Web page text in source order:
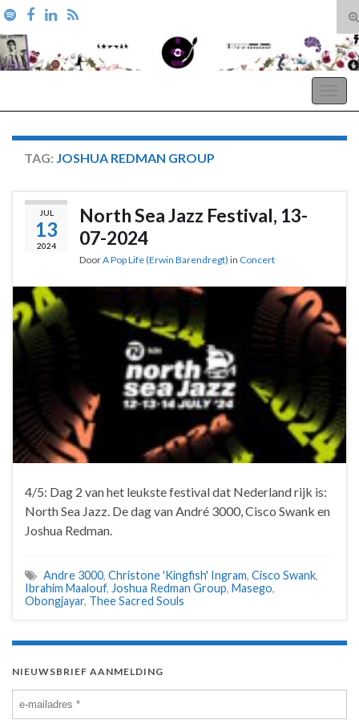
Search for:
TAG: JOSHUA REDMAN GROUP
JUL
13
2024
North Sea Jazz Festival, 13-
07-2024
DoorA Pop Life (Erwin Barendregt) in Concert
4/5: Dag 2 van het leukste festival dat Nederland rijk is:
North Sea Jazz. De dag van André 3000, Cisco Swank en
Joshua Redman.
Andre 3000, Christone 'Kingfish' Ingram, Cisco Swank,
Ibrahim Maalouf, Joshua Redman Group, Masego,
Obongjayar, Thee Sacred Souls
NIEUWSBRIEF AANMELDING